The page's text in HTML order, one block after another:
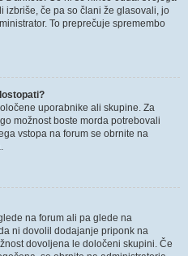
izbriše, če pa so člani že glasovali, jo
To preprečuje spremembo
uporabnike ali skupine. Za
možnost boste morda potrebovali
vstopa na forum se obrnite na
na forum ali pa glede na
ni dovolil dodajanje priponk na
dovoljena le določeni skupini. Če